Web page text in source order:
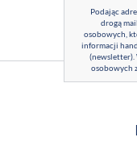
Podając
drogą
osobowych,
informacji
(newsletter).
osobowych